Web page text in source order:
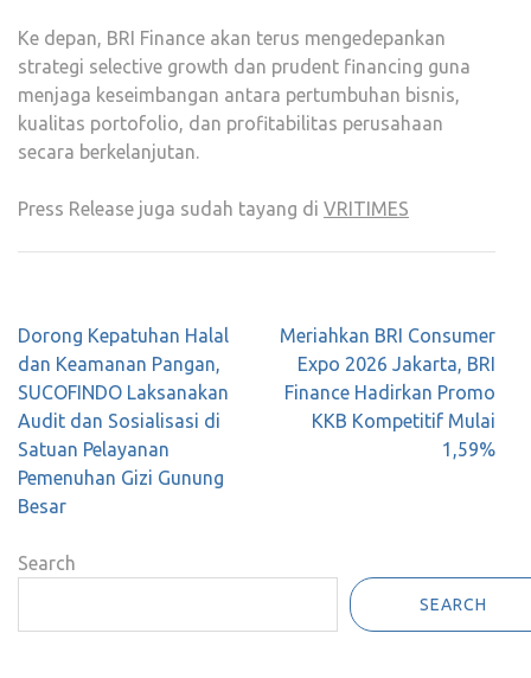
Ke depan, BRI Finance akan terus mengedepankan
strategi selective growth dan prudent financing guna
menjaga keseimbangan antara pertumbuhan bisnis,
kualitas portofolio, dan profitabilitas perusahaan
secara berkelanjutan.
Press Release juga sudah tayang di VRITIMES
Post
navigation
Dorong Kepatuhan Halal
dan Keamanan Pangan,
SUCOFINDO Laksanakan
Audit dan Sosialisasi di
Satuan Pelayanan
Pemenuhan Gizi Gunung
Besar
Meriahkan BRI Consumer
Expo 2026 Jakarta, BRI
Finance Hadirkan Promo
KKB Kompetitif Mulai
1,59%
Search
SEARCH